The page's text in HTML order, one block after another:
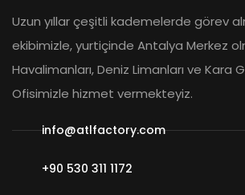
Uzun yıllar çeşitli kademelerde görev
ekibimizle, yurtiçinde Antalya Merkez
Havalimanları, Deniz Limanları ve Kara
Ofisimizle hizmet vermekteyiz.
info@atlfactory.com
+90 530 311 1172